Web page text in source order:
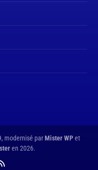
modernisé parMister WPet
en 2026.